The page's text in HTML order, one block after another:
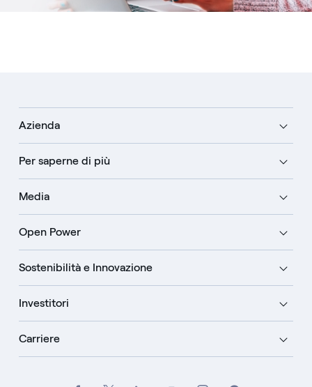
Azienda
Per saperne di più
Media
Open Power
Sostenibilità e Innovazione
Investitori
Carriere